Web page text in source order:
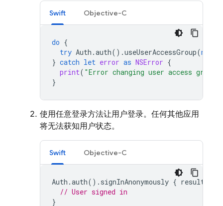
Swift Objective-C
do {
try Auth .auth().useUserAccessGroup(nil
} catch let error as NSError {
print( "Error changing user access group:
}
使用任意登录方法让用户登录。任何其他应用
将无法获知用户状态。
Swift Objective-C
Auth .auth(). signInAnonymously { result
// User signed in
}